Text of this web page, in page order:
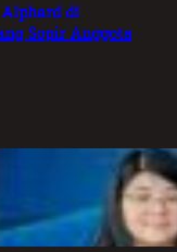
di
Sopir Anggota